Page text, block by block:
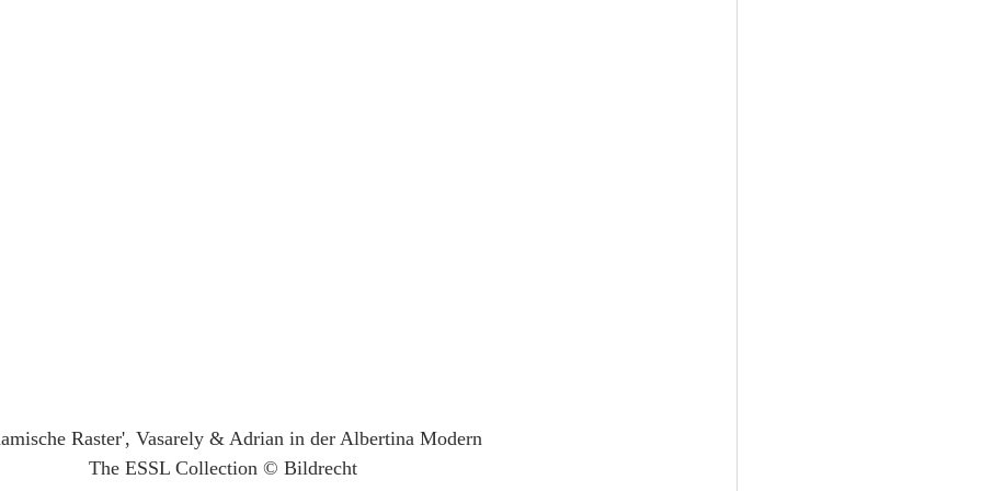
Raster', Vasarely & Adrian in der Albertina Modern
The ESSL Collection © Bildrecht